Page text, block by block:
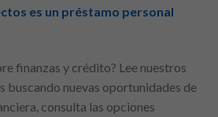
es un préstamo personal
finanzas y crédito? Lee nuestros
buscando nuevas oportunidades de
consulta las opciones